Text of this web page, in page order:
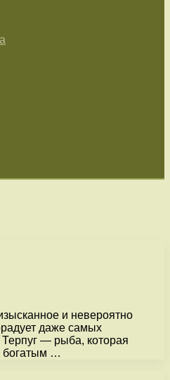
и невероятно
даже самых
— рыба, которая
богатым …